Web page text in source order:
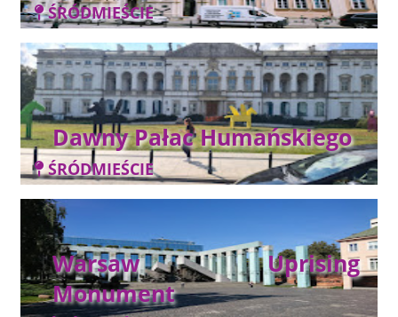
ŚRÓDMIEŚCIE
Dawny Pałac Humańskiego
ŚRÓDMIEŚCIE
Warsaw Uprising
Monument